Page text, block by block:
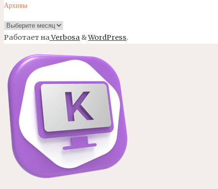
Архивы
Архивы
Работает наVerbosa &WordPress.